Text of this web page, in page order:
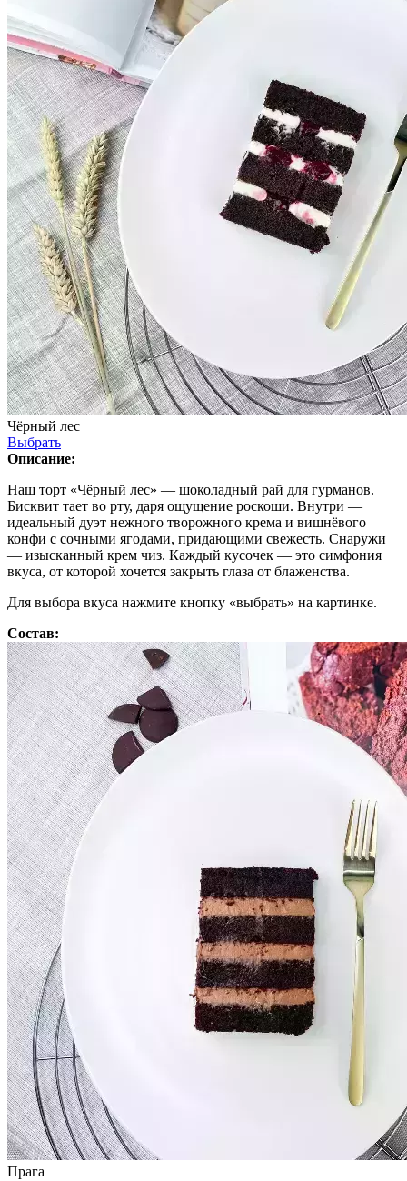
Чёрный лес
Выбрать
Описание:
Наш торт «Чёрный лес» — шоколадный рай для гурманов.
Бисквит тает во рту, даря ощущение роскоши. Внутри —
идеальный дуэт нежного творожного крема и вишнёвого
конфи с сочными ягодами, придающими свежесть. Снаружи
— изысканный крем чиз. Каждый кусочек — это симфония
вкуса, от которой хочется закрыть глаза от блаженства.
Для выбора вкуса нажмите кнопку «выбрать» на картинке.
Состав:
Прага